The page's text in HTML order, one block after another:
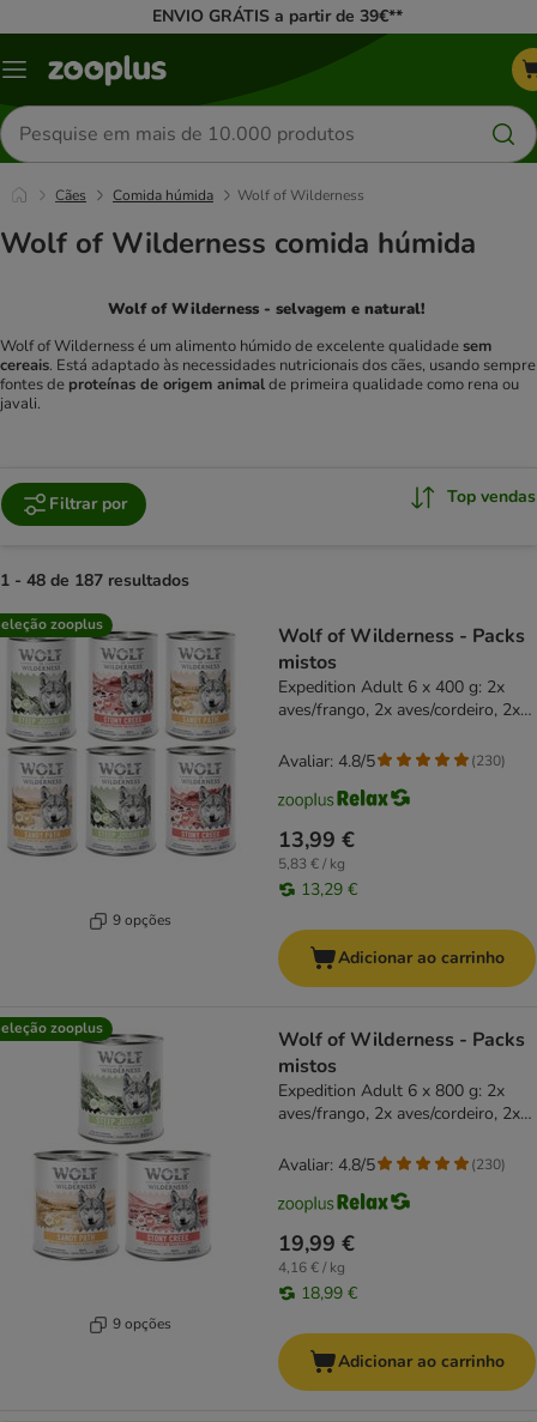
ENVIO GRÁTIS a partir de 39€**
Menu
Pesquisar
produtos
Cães Comida húmida Wolf of Wilderness
Wolf of Wilderness comida húmida
Wolf of Wilderness - selvagem e natural!
Wolf of Wilderness é um alimento húmido de excelente qualidadesem
cereais. Está adaptado às necessidades nutricionais dos cães, usando sempre
fontes de proteínas de origem animalde primeira qualidade como rena ou
javali.
Filtrar por Top vendas
1 - 48 de 187 resultados
product items have been changed
zooplus
9 opções
Wolf of Wilderness - Packs
mistos
Expedition Adult 6 x 400 g: 2x
aves/frango, 2x aves/cordeiro, 2x
13,99 €
5,83 € / kg
13,29 €
Avaliar: 4.8/5 (230)
Adicionar ao carrinho
zooplus
9 opções
Wolf of Wilderness - Packs
mistos
Expedition Adult 6 x 800 g: 2x
aves/frango, 2x aves/cordeiro, 2x
19,99 €
4,16 € / kg
18,99 €
Avaliar: 4.8/5 (230)
Adicionar ao carrinho